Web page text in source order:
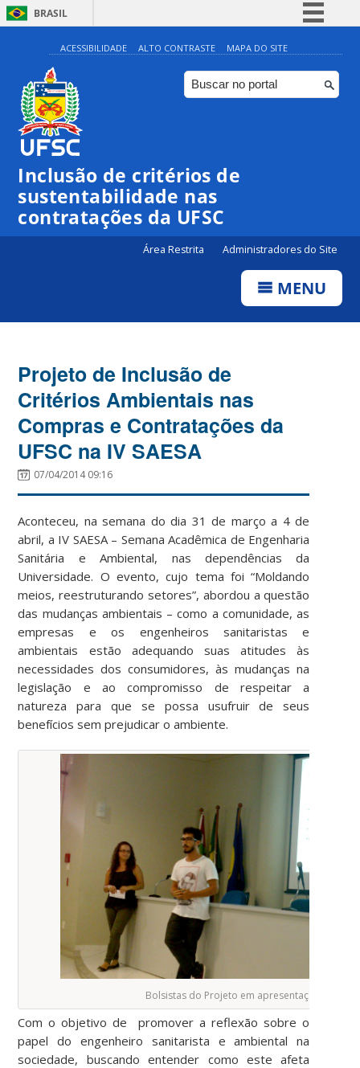
BRASIL
Simplifique!
Comunica BR
Participe
Canais
ACESSIBILIDADE ALTO CONTRASTE MAPA DO SITE
Inclusão de critérios de
sustentabilidade nas
contratações da UFSC
Área Restrita Administradores do Site
MENU
Projeto de Inclusão de
Critérios Ambientais nas
Compras e Contratações da
UFSC na IV SAESA
07/04/2014 09:16
Aconteceu, na semana do dia 31 de março a 4 de
abril, a IV SAESA – Semana Acadêmica de Engenharia
Sanitária e Ambiental, nas dependências da
Universidade. O evento, cujo tema foi “Moldando
meios, reestruturando setores”, abordou a questão
das mudanças ambientais – como a comunidade, as
empresas e os engenheiros sanitaristas e
ambientais estão adequando suas atitudes às
necessidades dos consumidores, às mudanças na
legislação e ao compromisso de respeitar a
natureza para que se possa usufruir de seus
benefícios sem prejudicar o ambiente.
Bolsistas do Projeto em apresentação na IV
Com o objetivo de promover a reflexão sobre o
papel do engenheiro sanitarista e ambiental na
sociedade, buscando entender como este afeta